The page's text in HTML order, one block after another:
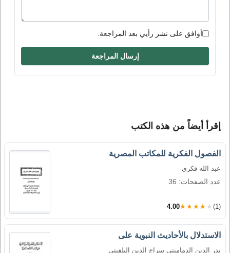
أوافق على نشر رأيي بعد المراجعة.
إرسال المراجعة
إقرأ أيضاً من هذه الكتب
الفصول الفكرية للمكاتب المصرية
عبد الله فكري
عدد الصفحات: 36
4.00★★★★★ (1)
الاستدلال بالأحاديث النبوية على
بدر الدين الدماميني سراج الدين البلقيني